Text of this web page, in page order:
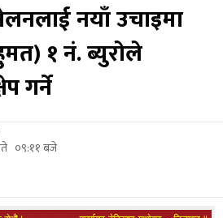
नयाँ उचाइमा
१ नं. ब्युरोले
गर्ने
०९:११ बजे